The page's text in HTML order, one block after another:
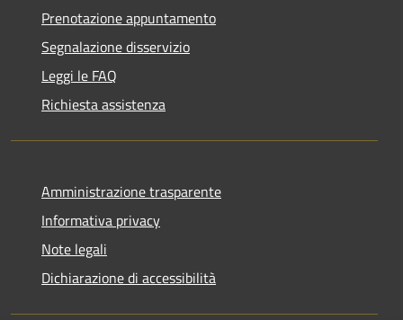
Prenotazione appuntamento
Segnalazione disservizio
Leggi le FAQ
Richiesta assistenza
Amministrazione trasparente
Informativa privacy
Note legali
Dichiarazione di accessibilità